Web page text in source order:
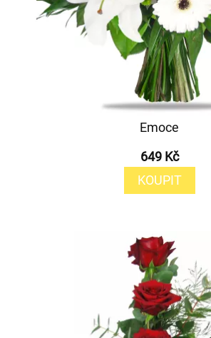
Emoce
649 Kč
KOUPIT